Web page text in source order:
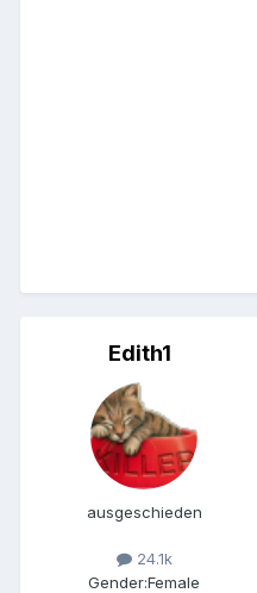
Edith1
ausgeschieden
24.1k
Gender:Female